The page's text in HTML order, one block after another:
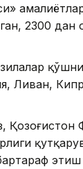
2300 дан
Ливан,
Қозоғистон